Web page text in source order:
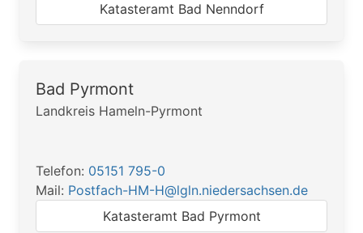
Katasteramt Bad Nenndorf
Bad Pyrmont
Landkreis Hameln-Pyrmont
Telefon: 05151 795-0
Mail: Postfach-HM-H@lgln.niedersachsen.de
Katasteramt Bad Pyrmont